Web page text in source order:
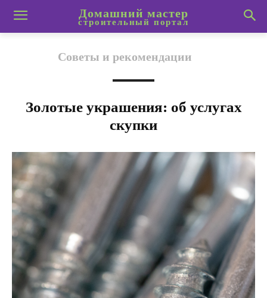
Домашний мастер
строительный портал
Советы и рекомендации
Золотые украшения: об услугах
скупки